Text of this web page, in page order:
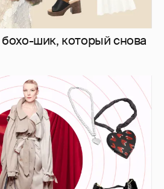
бохо-шик, который снова